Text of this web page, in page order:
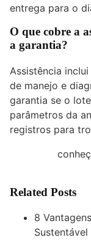
entrega para o
O que cobre a
a garantia?
Assistência
de manejo e
garantia se o
parâmetros da
registros para
Related Posts
8
Sustentável